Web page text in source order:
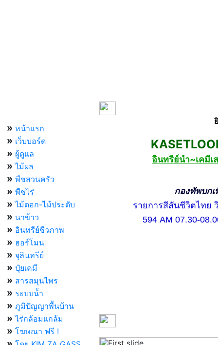
» หน้าแรก
» เว็บบอร์ด
» ผู้ดูแล
» ไม้ผล
» พืชสวนครัว
» พืชไร่
» ไม้ดอก-ไม้ประดับ
» นาข้าว
» อินทรีย์ชีวภาพ
» ฮอร์โมน
» จุลินทรีย์
» ปุ๋ยเคมี
» สารสมุนไพร
» ระบบน้ำ
» ภูมิปัญญาพื้นบ้าน
» ไร่กล้อมแกล้ม
» โฆษณา ฟรี !
อินทรีย์นำ~เคมีเ
กองทัพบกเพื่อป
รายการสีสันชีวิตไทย วิ
594 AM 07.30-08.00